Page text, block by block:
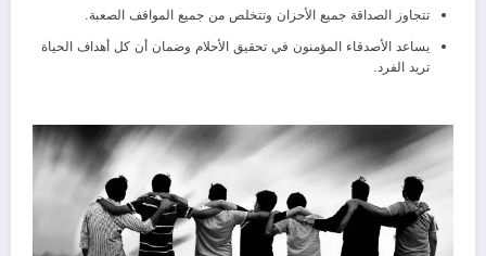
تتجاوز الصداقة جميع الأحزان وتتخلص من جميع المواقف الصعبة.
يساعد الأصدقاء المؤمنون في تحقيق الأحلام وضمان أن كل أهداف الحياة
تريد الفرد.